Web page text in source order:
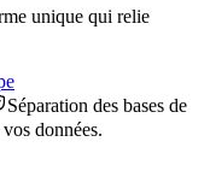
unique qui relie
Séparation des bases de
données.